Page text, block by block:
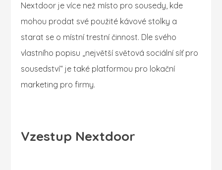
Nextdoor je více než místo pro sousedy, kde
mohou prodat své použité kávové stolky a
starat se o místní trestní činnost. Dle svého
vlastního popisu „největší světová sociální síť pro
sousedství“ je také platformou pro lokační
marketing pro firmy.
Vzestup Nextdoor